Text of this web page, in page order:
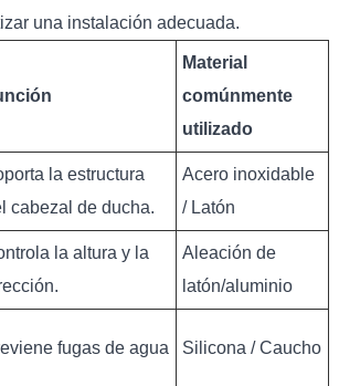
una instalación adecuada.
Material
comúnmente
utilizado
la estructura
cabezal de ducha.
Acero inoxidable
/ Latón
la altura y la
Aleación de
latón/aluminio
fugas de agua Silicona / Caucho